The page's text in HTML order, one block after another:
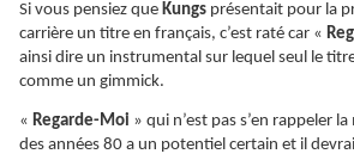
Si vous pensiez que Kungs présentait pour la
carrière un titre en français, c’est raté car «
ainsi dire un instrumental sur lequel seul le
comme un gimmick.
« Regarde-Moi » qui n’est pas s’en rappeler
des années 80 a un potentiel certain et il